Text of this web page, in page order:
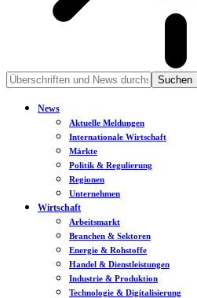
News
Aktuelle Meldungen
Internationale Wirtschaft
Märkte
Politik & Regulierung
Regionen
Unternehmen
Wirtschaft
Arbeitsmarkt
Branchen & Sektoren
Energie & Rohstoffe
Handel & Dienstleistungen
Industrie & Produktion
Technologie & Digitalisierung